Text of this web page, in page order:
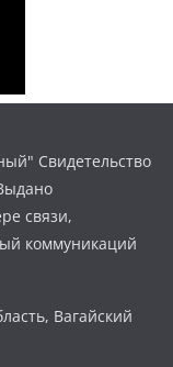
Свидетельство
связи,
коммуникаций
Вагайский